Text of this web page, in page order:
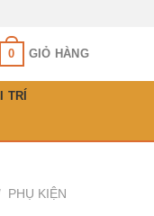
GIỎ HÀNG
0
TRÍ
PHỤ KIỆN